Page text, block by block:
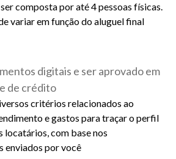
composta por até 4 pessoas físicas.
variar em função do aluguel final
digitais e ser aprovado em
de crédito
critérios relacionados ao
e gastos para traçar o perfil
locatários, com base nos
enviados por você